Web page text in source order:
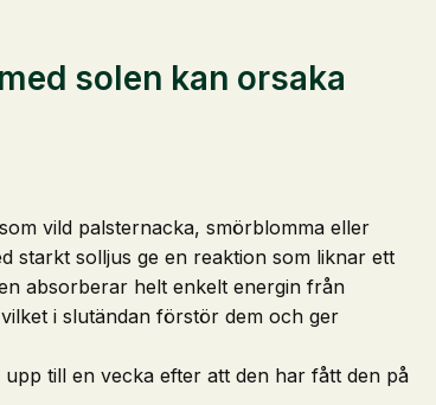
solen kan orsaka
vild palsternacka, smörblomma eller
starkt solljus ge en reaktion som liknar ett
absorberar helt enkelt energin från
i slutändan förstör dem och ger
till en vecka efter att den har fått den på